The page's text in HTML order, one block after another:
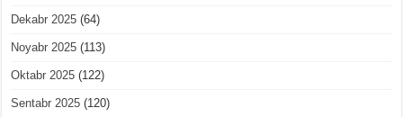
Dekabr 2025 (64)
Noyabr 2025 (113)
Oktabr 2025 (122)
Sentabr 2025 (120)